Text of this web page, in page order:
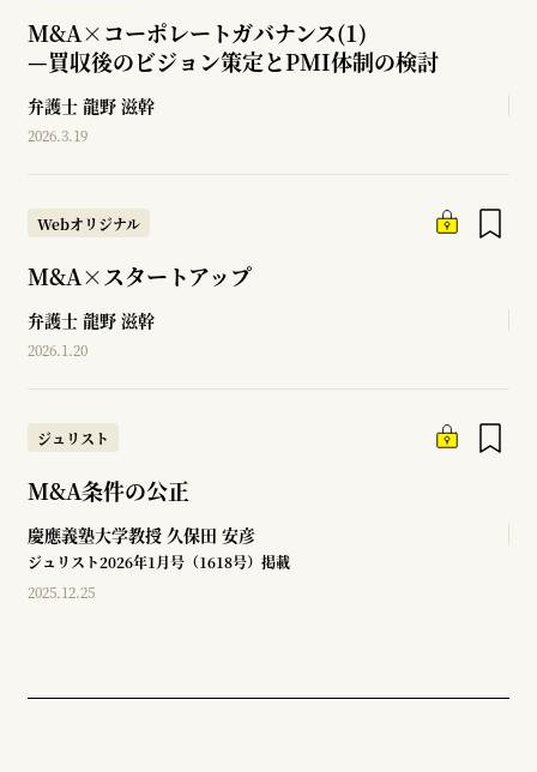
M&A×コーポレートガバナンス(1)
—買収後のビジョン策定とPMI体制の検討
弁護士 龍野 滋幹
2026.3.19
Webオリジナル
M&A×スタートアップ
弁護士 龍野 滋幹
2026.1.20
ジュリスト
M&A条件の公正
慶應義塾大学教授 久保田 安彦
ジュリスト2026年1月号（1618号）掲載
2025.12.25